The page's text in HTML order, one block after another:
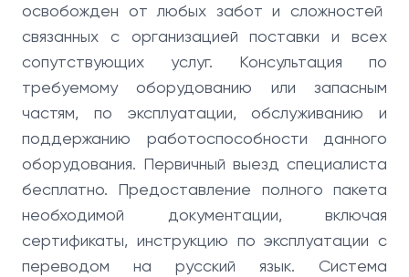
освобожден от любых забот и сложностей
связанных с организацией поставки и всех
сопутствующих услуг. Консультация по
требуемому оборудованию или запасным
частям, по эксплуатации, обслуживанию и
поддержанию работоспособности данного
оборудования. Первичный выезд специалиста
бесплатно. Предоставление полного пакета
необходимой документации, включая
сертификаты, инструкцию по эксплуатации с
переводом на русский язык. Система